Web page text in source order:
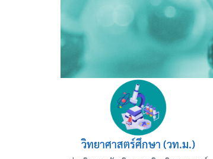
วิทยาศาสตร์ศึกษา (วท.ม.)